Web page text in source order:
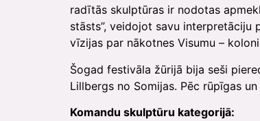
radītās skulptūras ir nodotas
stāsts”, veidojot savu interpretāciju
vīzijas par nākotnes Visumu –
Šogad festivāla žūrijā bija seši
Lillbergs no Somijas. Pēc rūpīgas
Komandu skulptūru kategorijā: